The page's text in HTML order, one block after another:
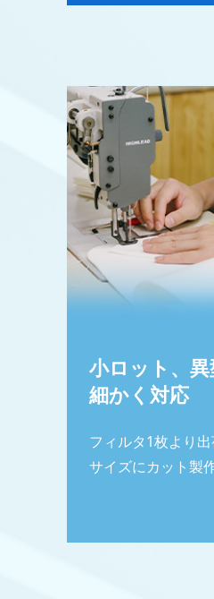
小ロット、
細かく対応
フィルタ1枚より
サイズにカット製